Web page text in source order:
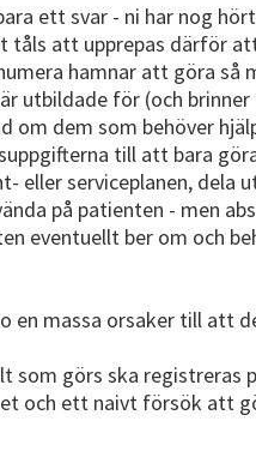
ett svar - ni har nog
tåls att upprepas därför
hamnar att göra så
utbildade för (och
om dem som behöver
till att bara
eller serviceplanen, dela
på patienten - men
eventuellt ber om och
en massa orsaker till att
som görs ska registreras
och ett naivt försök att